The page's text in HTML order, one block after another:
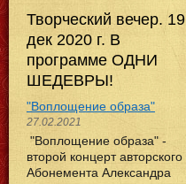
Творческий вечер. 19
дек 2020 г. В
программе ОДНИ
ШЕДЕВРЫ!
"Воплощение образа"
27.02.2021
"Воплощение образа" -
второй концерт авторского
Абонемента Александра